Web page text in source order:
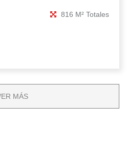
816 M² Totales
MÁS